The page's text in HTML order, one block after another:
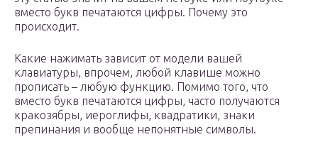
вместо букв печатаются цифры. Почему это
происходит.
Какие нажимать зависит от модели вашей
клавиатуры, впрочем, любой клавише можно
прописать – любую функцию. Помимо того, что
вместо букв печатаются цифры, часто получаются
кракозябры, иероглифы, квадратики, знаки
препинания и вообще непонятные символы.